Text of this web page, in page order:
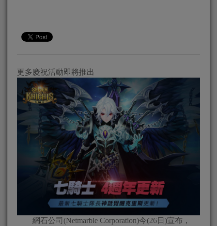
更多慶祝活動即將推出
網石公司(Netmarble Corporation)今(26日)宣布，